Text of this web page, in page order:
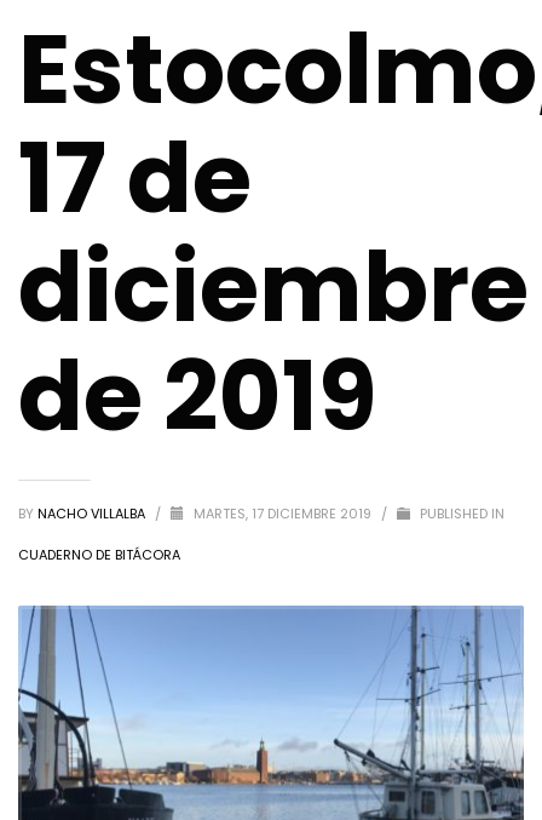
17 de
diciembre
de 2019
BY NACHO VILLALBA / MARTES, 17 DICIEMBRE 2019 / PUBLISHED IN
CUADERNO DE BITÁCORA